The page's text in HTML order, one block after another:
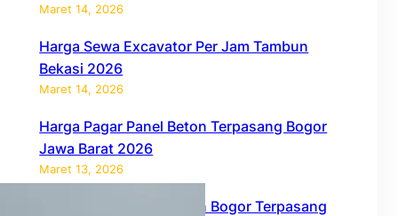
Maret 14, 2026
Harga Sewa Excavator Per Jam Tambun
Bekasi 2026
Maret 14, 2026
Harga Pagar Panel Beton Terpasang Bogor
Jawa Barat 2026
Maret 13, 2026
Harga Pagar Panel Beton Bogor Terpasang